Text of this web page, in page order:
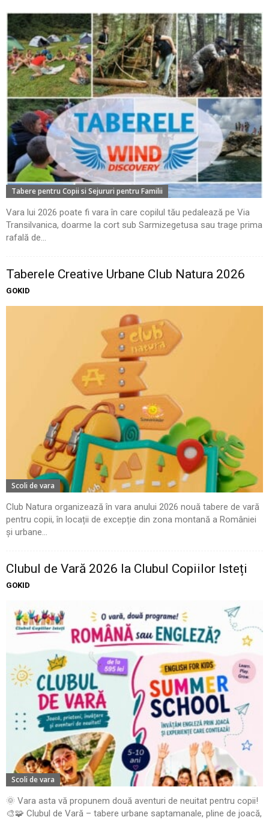
Tabere pentru Copii si Sejururi pentru Familii
Vara lui 2026 poate fi vara în care copilul tău pedalează pe Via
Transilvanica, doarme la cort sub Sarmizegetusa sau trage prima
rafală de...
Taberele Creative Urbane Club Natura 2026
GOKID
Scoli de vara
Club Natura organizează în vara anului 2026 nouă tabere de vară
pentru copii, în locații de excepție din zona montană a României
și urbane...
Clubul de Vară 2026 la Clubul Copiilor Isteți
GOKID
Scoli de vara
🌞 Vara asta vă propunem două aventuri de neuitat pentru copii!
🎨🧩 Clubul de Vară – tabere urbane saptamanale, pline de joacă,